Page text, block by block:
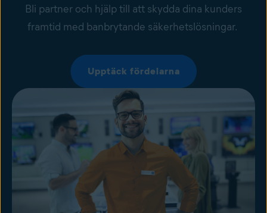
Bli partner och hjälp till att skydda dina kunders
framtid med banbrytande säkerhetslösningar.
Upptäck fördelarna